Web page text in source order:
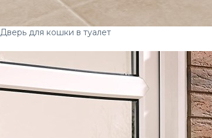
Дверь для кошки в туалет